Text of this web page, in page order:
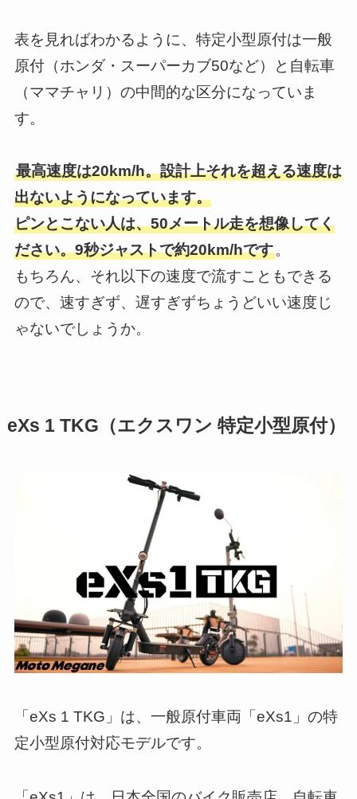
表を見ればわかるように、特定小型原付は一般
原付（ホンダ・スーパーカブ50など）と自転車
（ママチャリ）の中間的な区分になっていま
す。
最高速度は20km/h。設計上それを超える速度は
出ないようになっています。
ピンとこない人は、50メートル走を想像してく
ださい。9秒ジャストで約20km/hです。
もちろん、それ以下の速度で流すこともできる
ので、速すぎず、遅すぎずちょうどいい速度じ
ゃないでしょうか。
eXs 1 TKG（エクスワン 特定小型原付）
「eXs 1 TKG」は、一般原付車両「eXs1」の特
定小型原付対応モデルです。